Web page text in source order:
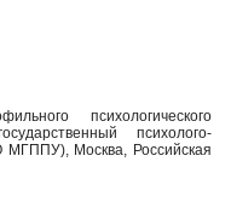
психологического
психолого-
МГППУ), Москва, Российская